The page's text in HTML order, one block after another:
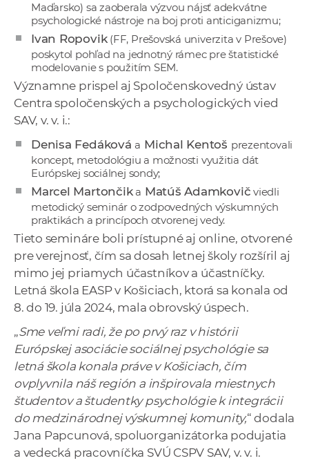
Maďarsko) sa zaoberala výzvou nájsť adekvátne
psychologické nástroje na boj proti anticiganizmu;
Ivan Ropovik(FF, Prešovská univerzita v Prešove)
poskytol pohľad na jednotný rámec pre štatistické
modelovanie s použitím SEM.
Významne prispel aj Spoločenskovedný ústav
Centra spoločenských a psychologických vied
SAV, v. v. i.:
Denisa Fedáková a Michal Kentoš prezentovali
koncept, metodológiu a možnosti využitia dát
Európskej sociálnej sondy;
Marcel Martončika Matúš Adamkovič viedli
metodický seminár o zodpovedných výskumných
praktikách a princípoch otvorenej vedy.
Tieto semináre boli prístupné aj online, otvorené
pre verejnosť, čím sa dosah letnej školy rozšíril aj
mimo jej priamych účastníkov a účastníčky.
Letná škola EASP v Košiciach, ktorá sa konala od
8. do 19. júla 2024, mala obrovský úspech.
„Sme veľmi radi, že po prvý raz v histórii
Európskej asociácie sociálnej psychológie sa
letná škola konala práve v Košiciach, čím
ovplyvnila náš región a inšpirovala miestnych
študentov a študentky psychológie k integrácii
do medzinárodnej výskumnej komunity,“ dodala
Jana Papcunová, spoluorganizátorka podujatia
a vedecká pracovníčka SVÚ CSPV SAV, v. v. i.